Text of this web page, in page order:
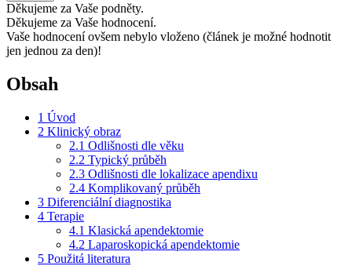
Děkujeme za Vaše podněty.
Děkujeme za Vaše hodnocení.
Vaše hodnocení ovšem nebylo vloženo (článek je možné hodnotit
jen jednou za den)!
Obsah
1 Úvod
2 Klinický obraz
2.1 Odlišnosti dle věku
2.2 Typický průběh
2.3 Odlišnosti dle lokalizace apendixu
2.4 Komplikovaný průběh
3 Diferenciální diagnostika
4 Terapie
4.1 Klasická apendektomie
4.2 Laparoskopická apendektomie
5 Použitá literatura